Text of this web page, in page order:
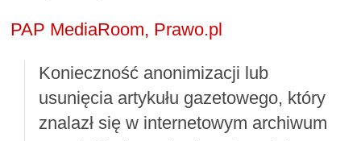
PAP MediaRoom, Prawo.pl
Konieczność anonimizacji lub
usunięcia artykułu gazetowego, który
znalazł się w internetowym archiwum